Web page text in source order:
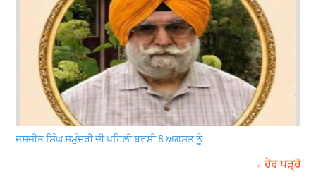
ਜਸਜੀਤ ਸਿੰਘ ਸਮੁੰਦਰੀ ਦੀ ਪਹਿਲੀ ਬਰਸੀ 8 ਅਗਸਤ ਨੂੰ
→ ਹੋਰ ਪੜ੍ਹੋ